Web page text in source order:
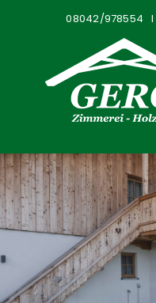
08042/978554 I
Leistungen
Wohntainer